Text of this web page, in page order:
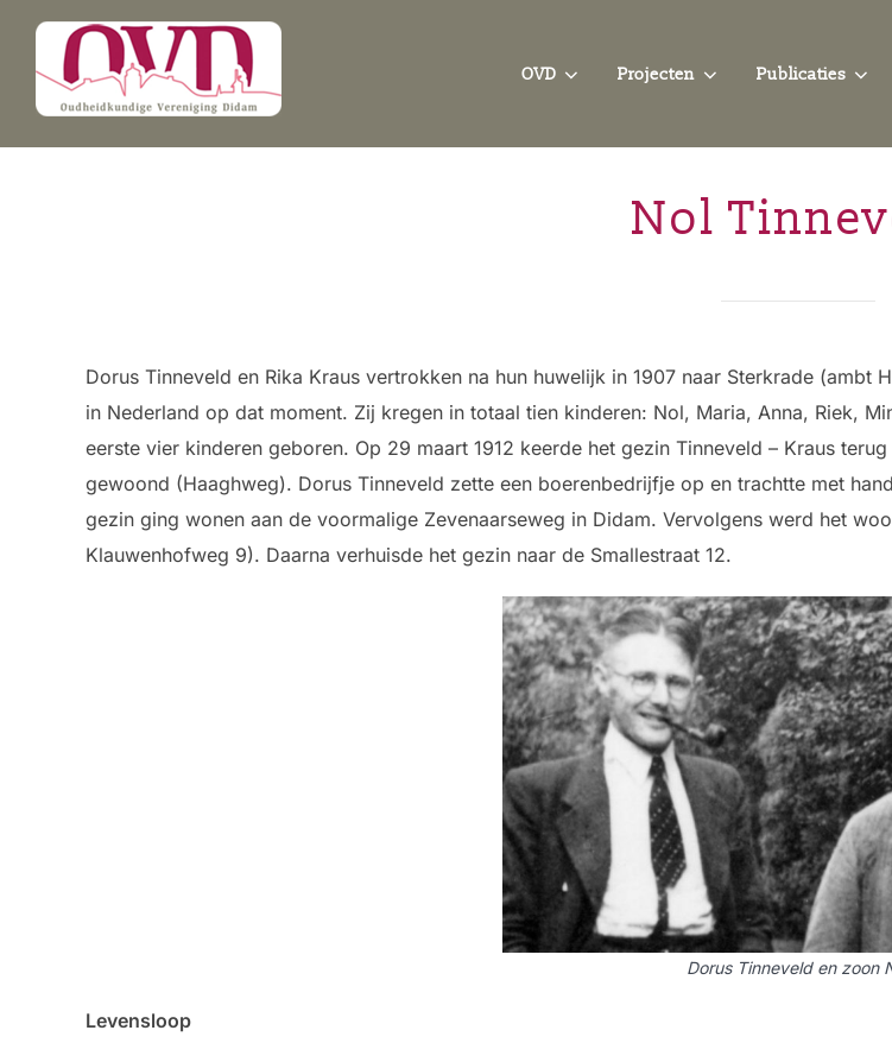
inhoud
OVD Projecten Publicaties
Nol
Dorus Tinneveld en Rika Kraus vertrokken na hun huwelijk in 1907 naar Sterkrade
in Nederland op dat moment. Zij kregen in totaal tien kinderen: Nol, Maria, Anna, Riek,
eerste vier kinderen geboren. Op 29 maart 1912 keerde het gezin Tinneveld – Kraus
gewoond (Haaghweg). Dorus Tinneveld zette een boerenbedrijfje op en trachtte met
gezin ging wonen aan de voormalige Zevenaarseweg in Didam. Vervolgens werd het
Klauwenhofweg 9). Daarna verhuisde het gezin naar de Smallestraat 12.
Dorus Tinneveld en zoon
Levensloop